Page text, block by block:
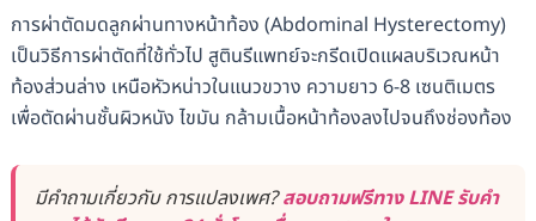
การผ่าตัดมดลูกผ่านทางหน้าท้อง (Abdominal Hysterectomy)
เป็นวิธีการผ่าตัดที่ใช้ทั่วไป สูตินรีแพทย์จะกรีดเปิดแผลบริเวณหน้า
ท้องส่วนล่าง เหนือหัวหน่าวในแนวขวาง ความยาว 6-8 เซนติเมตร
เพื่อตัดผ่านชั้นผิวหนัง ไขมัน กล้ามเนื้อหน้าท้องลงไปจนถึงช่องท้อง
มีคำถามเกี่ยวกับ การแปลงเพศ?สอบถามฟรีทาง LINE รับคำ